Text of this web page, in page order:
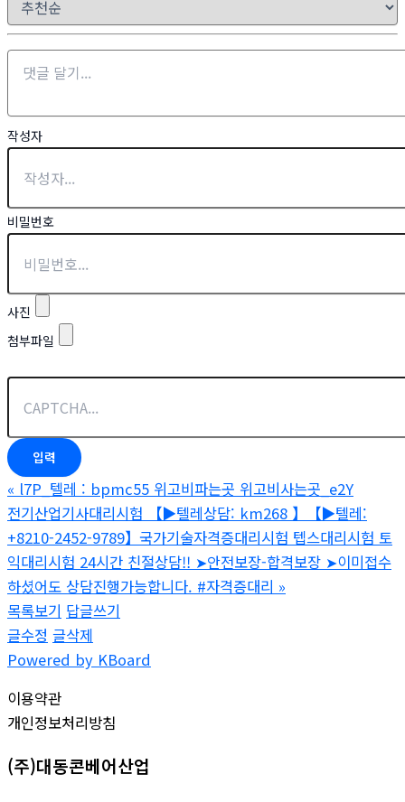
작성자
비밀번호
사진
첨부파일
« l7P_텔레 : bpmc55 위고비파는곳 위고비사는곳_e2Y
전기산업기사대리시험 【▶텔레상담: km268 】【▶텔레:
+8210-2452-9789】국가기술자격증대리시험 텝스대리시험 토
익대리시험 24시간 친절상담!! ➤안전보장-합격보장 ➤이미접수
하셨어도 상담진행가능합니다. #자격증대리 »
목록보기 답글쓰기
글수정 글삭제
Powered by KBoard
이용약관
개인정보처리방침
(주)대동콘베어산업